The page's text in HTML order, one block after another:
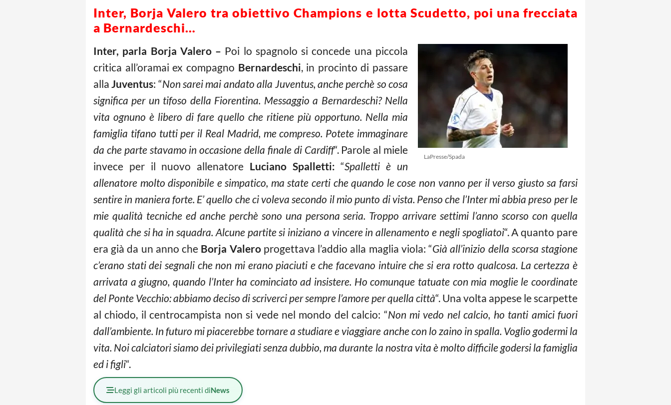
Inter, Borja Valero tra obiettivo Champions e lotta Scudetto, poi una frecciata
a Bernardeschi…
LaPresse/Spada
Inter, parla Borja Valero – Poi lo spagnolo si concede una piccola
critica all’oramai ex compagno Bernardeschi, in procinto di passare
allaJuventus: “Non sarei mai andato alla Juventus, anche perchè so cosa
significa per un tifoso della Fiorentina. Messaggio a Bernardeschi? Nella
vita ognuno è libero di fare quello che ritiene più opportuno. Nella mia
famiglia tifano tutti per il Real Madrid, me compreso. Potete immaginare
da che parte stavamo in occasione della finale di Cardiff“. Parole al miele
invece per il nuovo allenatore Luciano Spalletti:“Spalletti è un
allenatore molto disponibile e simpatico, ma state certi che quando le cose non vanno per il verso giusto sa farsi
sentire in maniera forte. E’ quello che ci voleva secondo il mio punto di vista. Penso che l’Inter mi abbia preso per le
mie qualità tecniche ed anche perchè sono una persona seria. Troppo arrivare settimi l’anno scorso con quella
qualità che si ha in squadra. Alcune partite si iniziano a vincere in allenamento e negli spogliatoi“. A quanto pare
era già da un anno che Borja Valeroprogettava l’addio alla maglia viola: “Già all’inizio della scorsa stagione
c’erano stati dei segnali che non mi erano piaciuti e che facevano intuire che si era rotto qualcosa. La certezza è
arrivata a giugno, quando l’Inter ha cominciato ad insistere. Ho comunque tatuate con mia moglie le coordinate
del Ponte Vecchio: abbiamo deciso di scriverci per sempre l’amore per quella città“. Una volta appese le scarpette
al chiodo, il centrocampista non si vede nel mondo del calcio: “Non mi vedo nel calcio, ho tanti amici fuori
dall’ambiente. In futuro mi piacerebbe tornare a studiare e viaggiare anche con lo zaino in spalla. Voglio godermi la
vita. Noi calciatori siamo dei privilegiati senza dubbio, ma durante la nostra vita è molto difficile godersi la famiglia
ed i figli“.
Leggi gli articoli più recenti diNews